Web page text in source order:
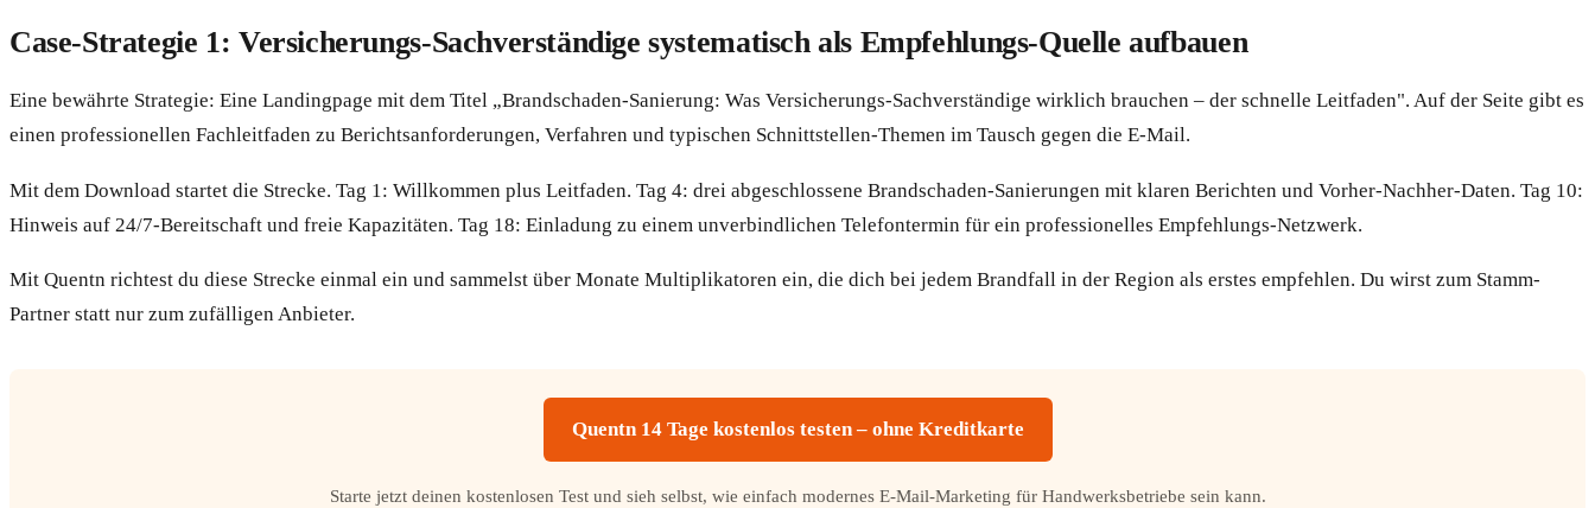
Case-Strategie 1: Versicherungs-Sachverständige systematisch als Empfehlungs-Quelle aufbauen
Eine bewährte Strategie: Eine Landingpage mit dem Titel „Brandschaden-Sanierung: Was Versicherungs-Sachverständige wirklich brauchen – der schnelle Leitfaden". Auf der Seite gibt es
einen professionellen Fachleitfaden zu Berichtsanforderungen, Verfahren und typischen Schnittstellen-Themen im Tausch gegen die E-Mail.
Mit dem Download startet die Strecke. Tag 1: Willkommen plus Leitfaden. Tag 4: drei abgeschlossene Brandschaden-Sanierungen mit klaren Berichten und Vorher-Nachher-Daten. Tag 10:
Hinweis auf 24/7-Bereitschaft und freie Kapazitäten. Tag 18: Einladung zu einem unverbindlichen Telefontermin für ein professionelles Empfehlungs-Netzwerk.
Mit Quentn richtest du diese Strecke einmal ein und sammelst über Monate Multiplikatoren ein, die dich bei jedem Brandfall in der Region als erstes empfehlen. Du wirst zum Stamm-
Partner statt nur zum zufälligen Anbieter.
Quentn 14 Tage kostenlos testen – ohne Kreditkarte
Starte jetzt deinen kostenlosen Test und sieh selbst, wie einfach modernes E-Mail-Marketing für Handwerksbetriebe sein kann.